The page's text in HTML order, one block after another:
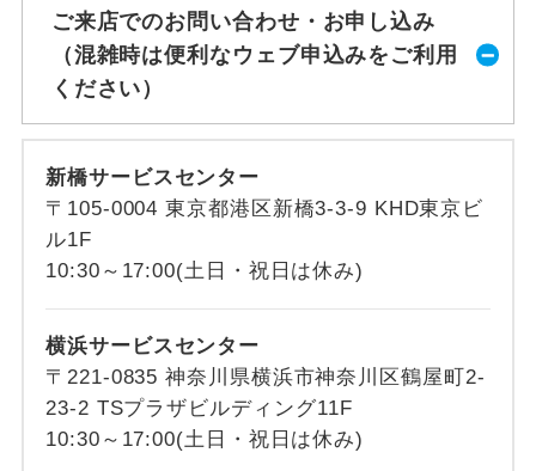
ご来店でのお問い合わせ・お申し込み
（混雑時は便利なウェブ申込みをご利用
ください）
新橋サービスセンター
〒105-0004 東京都港区新橋3-3-9 KHD東京ビ
ル1F
10:30～17:00(土日・祝日は休み)
横浜サービスセンター
〒221-0835 神奈川県横浜市神奈川区鶴屋町2-
23-2 TSプラザビルディング11F
10:30～17:00(土日・祝日は休み)